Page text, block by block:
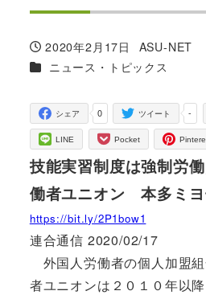
投稿日
2020年2月17日
著
者
ASU-NET
カテゴリー
ニュース・トピックス
0
シェア -
ツイート
LINE Pocket
技能実習制度は強制労
働者ユニオン 本多ミ
https://bit.ly/2P1bow1
連合通信 2020/02/17
外国人労働者の個人加盟
者ユニオンは２０１０年以